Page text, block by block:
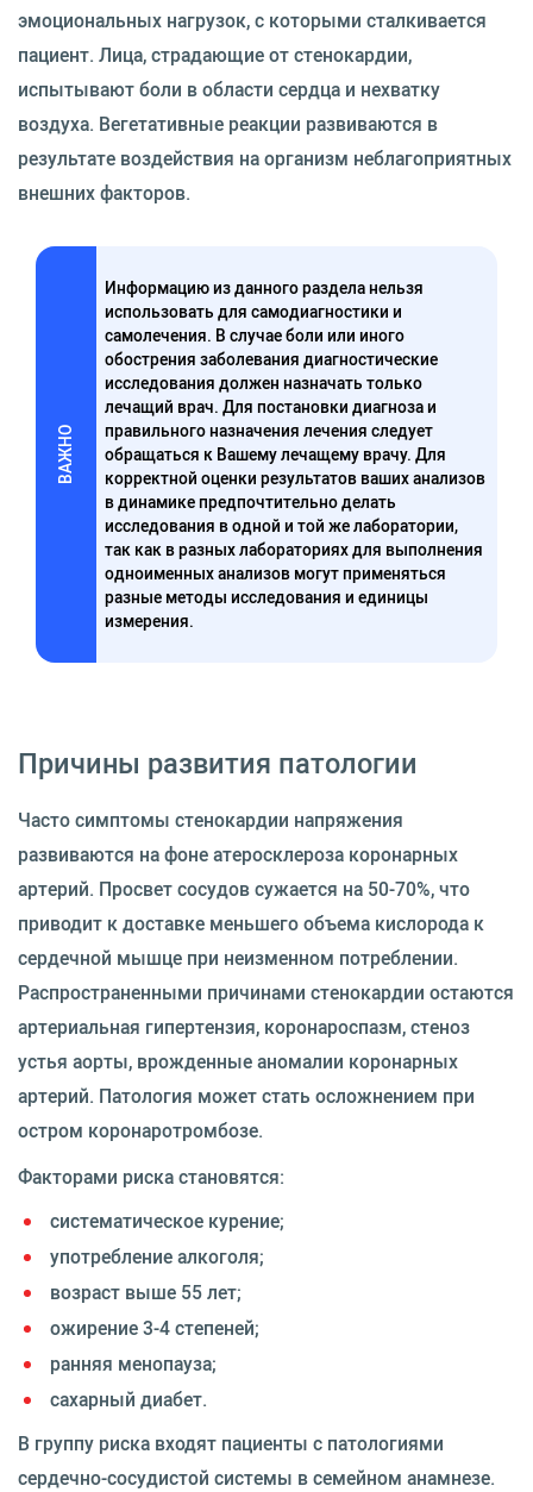
эмоциональных нагрузок, с которыми сталкивается
пациент. Лица, страдающие от стенокардии,
испытывают боли в области сердца и нехватку
воздуха. Вегетативные реакции развиваются в
результате воздействия на организм неблагоприятных
внешних факторов.
ВАЖНО
Информацию из данного раздела нельзя
использовать для самодиагностики и
самолечения. В случае боли или иного
обострения заболевания диагностические
исследования должен назначать только
лечащий врач. Для постановки диагноза и
правильного назначения лечения следует
обращаться к Вашему лечащему врачу. Для
корректной оценки результатов ваших анализов
в динамике предпочтительно делать
исследования в одной и той же лаборатории,
так как в разных лабораториях для выполнения
одноименных анализов могут применяться
разные методы исследования и единицы
измерения.
Причины развития патологии
Часто симптомы стенокардии напряжения
развиваются на фоне атеросклероза коронарных
артерий. Просвет сосудов сужается на 50-70%, что
приводит к доставке меньшего объема кислорода к
сердечной мышце при неизменном потреблении.
Распространенными причинами стенокардии остаются
артериальная гипертензия, коронароспазм, стеноз
устья аорты, врожденные аномалии коронарных
артерий. Патология может стать осложнением при
остром коронаротромбозе.
Факторами риска становятся:
систематическое курение;
употребление алкоголя;
возраст выше 55 лет;
ожирение 3-4 степеней;
ранняя менопауза;
сахарный диабет.
В группу риска входят пациенты с патологиями
сердечно-сосудистой системы в семейном анамнезе.